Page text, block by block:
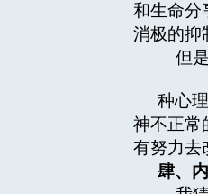
和生命分
消极的抑
但是
种心
神不正常
有努力去
肆、